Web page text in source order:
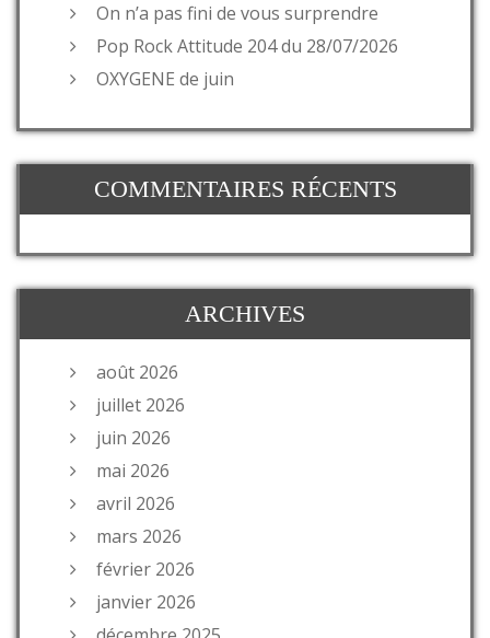
On n’a pas fini de vous surprendre
Pop Rock Attitude 204 du 28/07/2026
OXYGENE de juin
COMMENTAIRES RÉCENTS
ARCHIVES
août 2026
juillet 2026
juin 2026
mai 2026
avril 2026
mars 2026
février 2026
janvier 2026